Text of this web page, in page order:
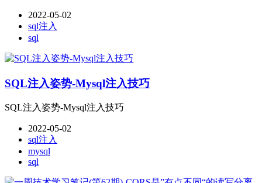
2022-05-02
sql注入
sql
SQL注入姿势-Mysql注入技巧
SQL注入姿势-Mysql注入技巧
2022-05-02
sql注入
mysql
sql